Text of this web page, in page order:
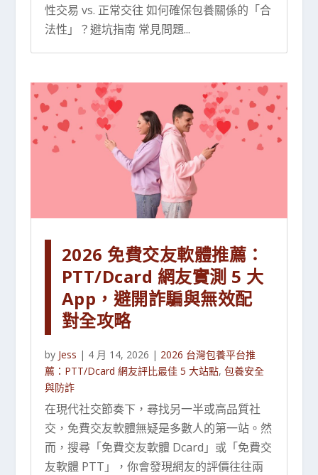
性交易 vs. 正常交往 如何確保包養關係的「合
法性」？避坑指南 常見問題...
2026 免費交友軟體推薦：
PTT/Dcard 網友實測 5 大
App，避開詐騙與無效配
對全攻略
by Jess | 4 月 14, 2026 | 2026 台灣包養平台推
薦：PTT/Dcard 網友評比最佳 5 大站點, 包養安全
與防詐
在現代社交節奏下，尋找另一半或高品質社
交，免費交友軟體無疑是多數人的第一站。然
而，搜尋「免費交友軟體 Dcard」或「免費交
友軟體 PTT」，你會發現網友的評價往往兩